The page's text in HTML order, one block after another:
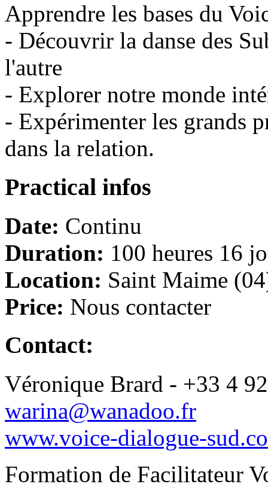
Apprendre les bases du
- Découvrir la danse des
l'autre
- Explorer notre monde
- Expérimenter les grands
dans la relation.
Practical infos
Date: Continu
Duration: 100 heures 16
Location: Saint Maime
Price: Nous contacter
Contact:
Véronique Brard - +33 4
warina@wanadoo.fr
www.voice-dialogue-
Formation de Facilitateur